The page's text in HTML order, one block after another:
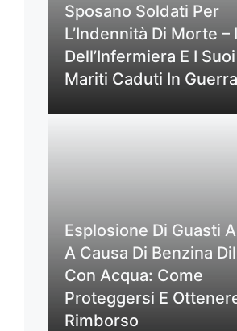
Sposano Soldati Per
L’Indennità Di Morte –
Dell’Infermiera E I
Mariti Caduti In Guerra
Esplosione Di Guasti
A Causa Di Benzina
Con Acqua: Come
Proteggersi E
Rimborso